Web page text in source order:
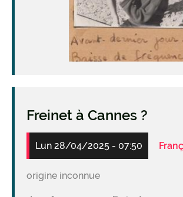
Freinet à Cannes ?
Lun 28/04/2025 - 07:50
origine inconnue